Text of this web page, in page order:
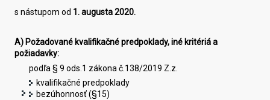
s nástupom od 1. augusta 2020.
A) Požadované kvalifikačné predpoklady, iné kritériá a
požiadavky:
podľa § 9 ods.1 zákona č.138/2019 Z.z.
kvalifikačné predpoklady
bezúhonnosť (§15)